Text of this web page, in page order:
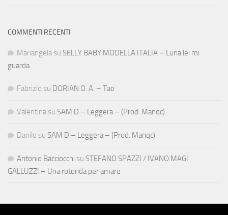
COMMENTI RECENTI
Mariangela su SELLY BABY MODELLA ITALIA – Luna lei mi
guarda
Fabrizio su DORIAN O. A. – Tao
Valentina su SAM D – Leggera – (Prod. Manqc)
Danilo su SAM D – Leggera – (Prod. Manqc)
Antonio Bacciocchi su STEFANO SPAZZI / IVANO MAGI
GALLUZZI – Una rotonda per amare